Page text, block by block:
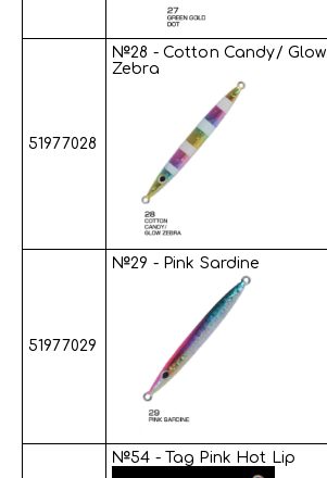
51977028
№28 - Cotton Candy/ Glow
Zebra
51977029
№29 - Pink Sardine
№54 - Tag Pink Hot Lip